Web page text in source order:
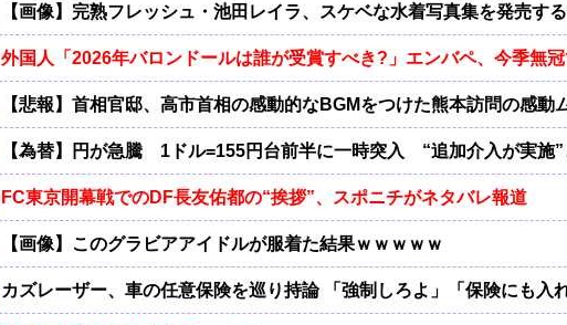
【画像】完熟フレッシュ・池田レイラ、スケベな水着写真集を発売
外国人「2026年バロンドールは誰が受賞すべき?」エンバペ、今季無
【悲報】首相官邸、高市首相の感動的なBGMをつけた熊本訪問の感動
【為替】円が急騰 1ドル=155円台前半に一時突入 “追加介入が実施
FC東京開幕戦でのDF長友佑都の“挨拶”、スポニチがネタバレ報道
【画像】このグラビアアイドルが服着た結果ｗｗｗｗｗ
カズレーザー、車の任意保険を巡り持論 「強制しろよ」「保険にも